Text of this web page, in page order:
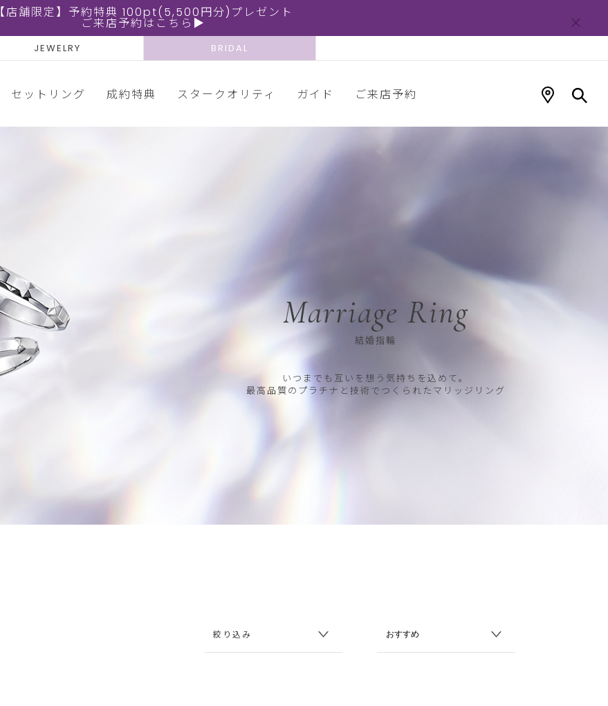
【店舗限定】予約特典 100pt(5,500円分)プレゼント
ご来店予約はこちら▶
JEWELRY BRIDAL
セットリング 成約特典 スタークオリティ ガイド ご来店予約
Marriage Ring
結婚指輪
いつまでも互いを想う気持ちを込めて。
最高品質のプラチナと技術でつくられたマリッジリング
絞り込み